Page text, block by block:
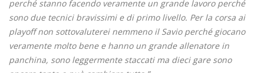
perché stanno facendo veramente un grande lavoro perché
sono due tecnici bravissimi e di primo livello. Per la corsa ai
playoff non sottovaluterei nemmeno il Savio perché giocano
veramente molto bene e hanno un grande allenatore in
panchina, sono leggermente staccati ma dieci gare sono